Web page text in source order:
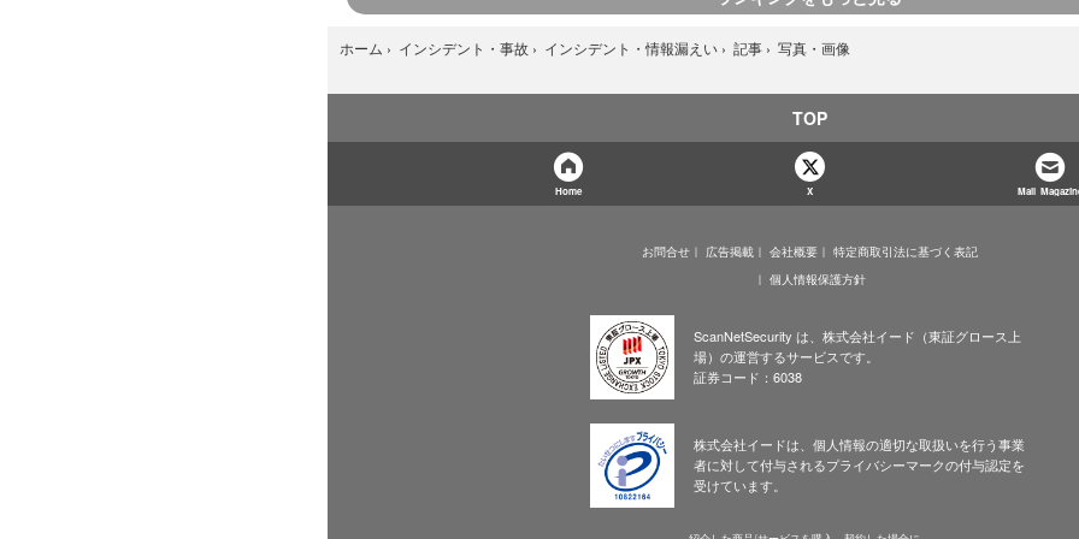
ホーム › インシデント・事故 › インシデント・情報漏えい › 記事 › 写真・画像
TOP
Home X Mail
お問合せ 広告掲載 会社概要
特定商取引法に基づく表記
個人情報保護方針
ScanNetSecurity は、株式会社イード（東証グロース上
場）の運営するサービスです。
証券コード：6038
株式会社イードは、個人情報の適切な取扱いを行う事業
者に対して付与されるプライバシーマークの付与認定を
受けています。